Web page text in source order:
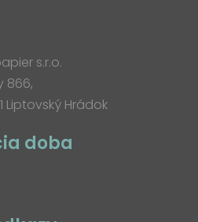
s.r.o.
866,
Liptovský Hrádok
doba